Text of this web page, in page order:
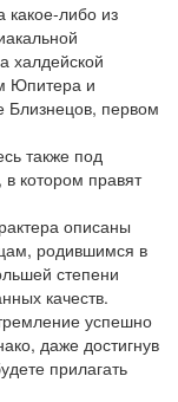
какое-либо из
халдейской
Юпитера и
Близнецов, первом
также под
котором правят
описаны
родившимся в
степени
качеств.
успешно
даже достигнув
прилагать